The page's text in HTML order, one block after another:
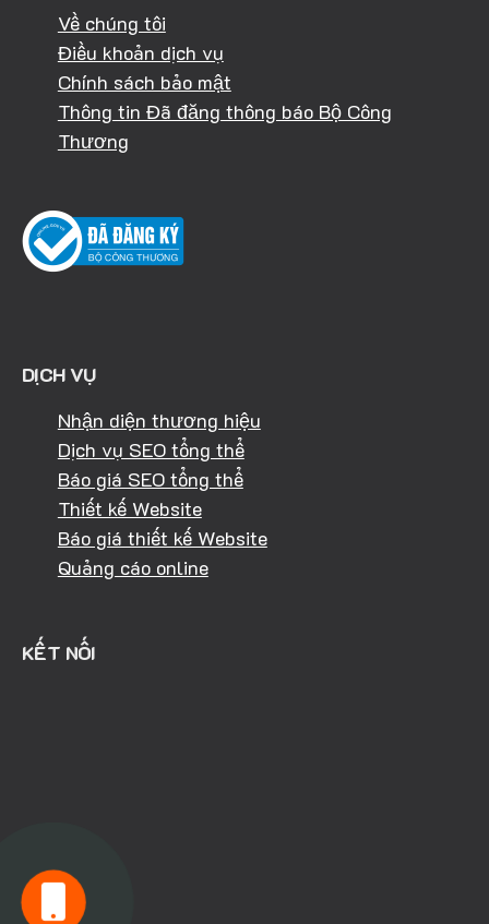
Về chúng tôi
Điều khoản dịch vụ
Chính sách bảo mật
Thông tin Đã đăng thông báo Bộ Công
Thương
DỊCH VỤ
Nhận diện thương hiệu
Dịch vụ SEO tổng thể
Báo giá SEO tổng thể
Thiết kế Website
Báo giá thiết kế Website
Quảng cáo online
KẾT NỐI
HOTLINE: 0981.040.368
KINH DOANH: 094.303.4334